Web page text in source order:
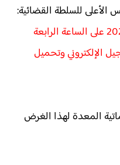
للسلطة القضائية:
ويعتبر 02 يناير 2024 على الساعة الرابعة
الإلكتروني وتحميل
المعدة لهذا الغرض